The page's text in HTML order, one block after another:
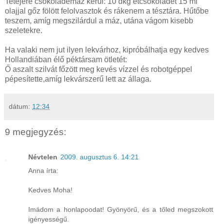
olajjal gőz fölött felolvasztok és rákenem a tésztára. Hűtőbe
teszem, amíg megszilárdul a máz, utána vágom kisebb
szeletekre.
Ha valaki nem jut ilyen lekvárhoz, kipróbálhatja egy kedves
Hollandiában élő péktársam ötletét:
Ő aszalt szilvát főzött meg kevés vízzel és robotgéppel
pépesítette,amíg lekvárszerű lett az állaga.
dátum: 12:34
9 megjegyzés:
Névtelen 2009. augusztus 6. 14:21
Anna írta:
Kedves Moha!
Imádom a honlapoodat! Gyönyörű, és a tőled megszokott
igényességű.